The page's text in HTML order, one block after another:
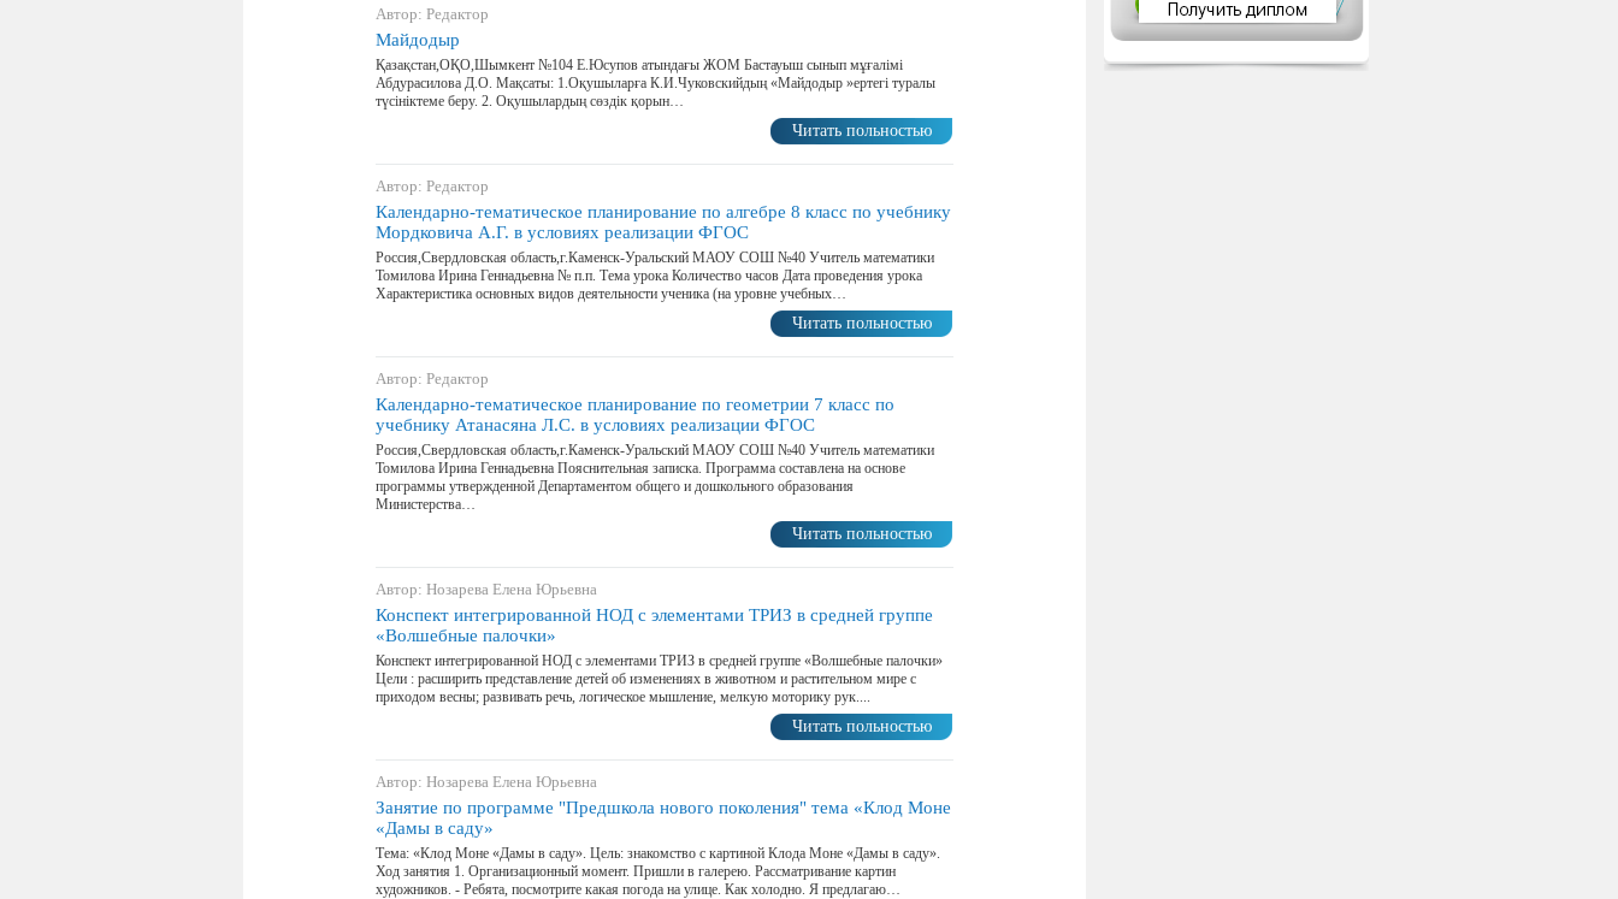
Автор: Редактор
Майдодыр
Қазақстан,ОҚО,Шымкент №104 Е.Юсупов атындағы ЖОМ Бастауыш сынып мұғалімі
Абдурасилова Д.О. Мақсаты: 1.Оқушыларға К.И.Чуковскийдың «Майдодыр »ертегі туралы
түсініктеме беру. 2. Оқушылардың сөздік қорын…
Читать польностью
Автор: Редактор
Календарно-тематическое планирование по алгебре 8 класс по учебнику
Мордковича А.Г. в условиях реализации ФГОС
Россия,Свердловская область,г.Каменск-Уральский МАОУ СОШ №40 Учитель математики
Томилова Ирина Геннадьевна № п.п. Тема урока Количество часов Дата проведения урока
Характеристика основных видов деятельности ученика (на уровне учебных…
Читать польностью
Автор: Редактор
Календарно-тематическое планирование по геометрии 7 класс по
учебнику Атанасяна Л.С. в условиях реализации ФГОС
Россия,Свердловская область,г.Каменск-Уральский МАОУ СОШ №40 Учитель математики
Томилова Ирина Геннадьевна Пояснительная записка. Программа составлена на основе
программы утвержденной Департаментом общего и дошкольного образования
Министерства…
Читать польностью
Автор: Нозарева Елена Юрьевна
Конспект интегрированной НОД с элементами ТРИЗ в средней группе
«Волшебные палочки»
Конспект интегрированной НОД с элементами ТРИЗ в средней группе «Волшебные палочки»
Цели : расширить представление детей об изменениях в животном и растительном мире с
приходом весны; развивать речь, логическое мышление, мелкую моторику рук....
Читать польностью
Автор: Нозарева Елена Юрьевна
Занятие по программе "Предшкола нового поколения" тема «Клод Моне
«Дамы в саду»
Тема: «Клод Моне «Дамы в саду». Цель: знакомство с картиной Клода Моне «Дамы в саду».
Ход занятия 1. Организационный момент. Пришли в галерею. Рассматривание картин
художников. - Ребята, посмотрите какая погода на улице. Как холодно. Я предлагаю…